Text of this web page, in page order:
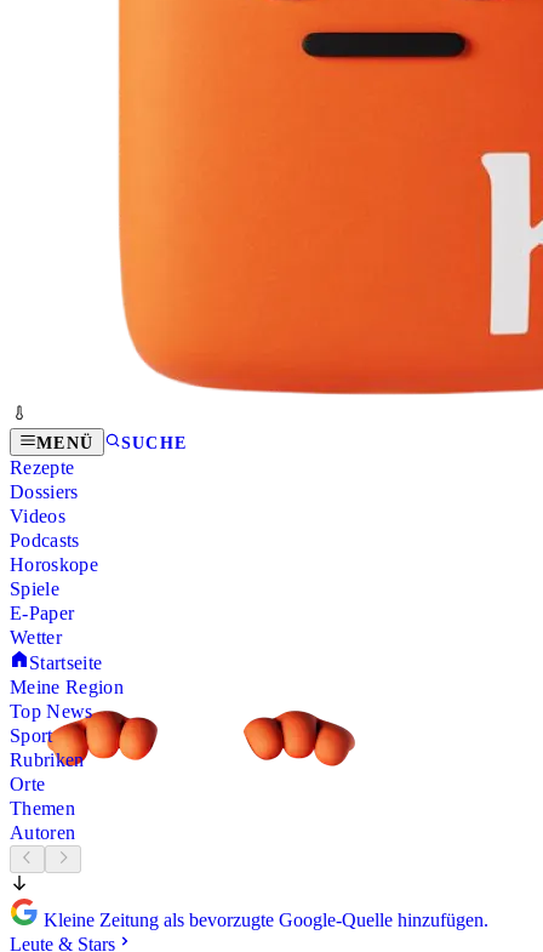
MENÜ SUCHE
Rezepte
Dossiers
Videos
Podcasts
Horoskope
Spiele
E-Paper
Wetter
Startseite
Meine Region
Top News
Sport
Rubriken
Orte
Themen
Autoren
Kleine Zeitung als bevorzugte Google-Quelle hinzufügen.
Leute & Stars